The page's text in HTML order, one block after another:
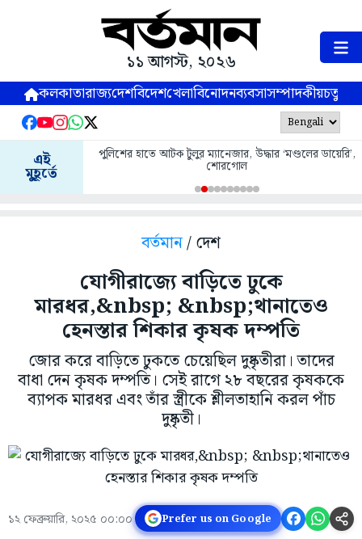
১১ আগস্ট, ২০২৬
কলকাতারাজ্যদেশবিদেশখেলাবিনোদনব্যবসাসম্পাদকীয়
এই
মুহূর্তে
পুলিশের হাতে আটক টুলুর ম্যানেজার, উদ্ধার ‘মণ্ডলের ডায়েরি’,
শোরগোল
বর্তমান/ দেশ
যোগীরাজ্যে বাড়িতে ঢুকে
মারধর,&nbsp; &nbsp;থানাতেও
হেনস্তার শিকার কৃষক দম্পতি
জোর করে বাড়িতে ঢুকতে চেয়েছিল দুষ্কৃতীরা। তাদের
বাধা দেন কৃষক দম্পতি। সেই রাগে ২৮ বছরের কৃষককে
ব্যাপক মারধর এবং তাঁর স্ত্রীকে শ্লীলতাহানি করল পাঁচ
দুষ্কৃতী।
১২ ফেব্রুয়ারি, ২০২৫ ০০:০০ Prefer us on Google